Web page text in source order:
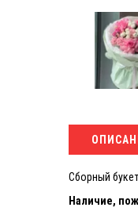
Сборный
Наличие,